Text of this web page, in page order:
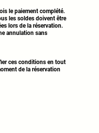
le paiement complété.
les soldes doivent être
lors de la réservation.
annulation sans
ces conditions en tout
de la réservation